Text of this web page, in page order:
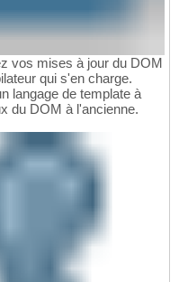
vos mises à jour du DOM
qui s'en charge.
langage de template à
du DOM à l'ancienne.